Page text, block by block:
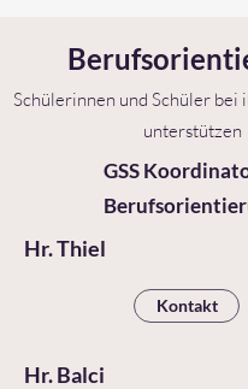
Schülerinnen und Schüler bei
unterstützen
Hr. Thiel
Kontakt
Hr. Balci
GSS